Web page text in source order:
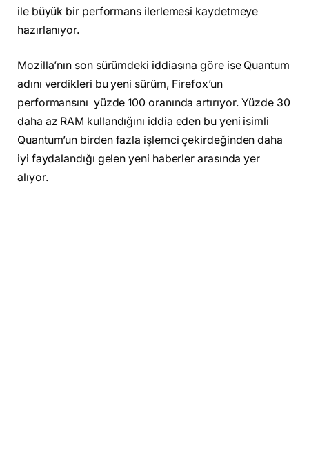
ile büyük bir performans ilerlemesi kaydetmeye
hazırlanıyor.
Mozilla’nın son sürümdeki iddiasına göre ise Quantum
adını verdikleri bu yeni sürüm, Firefox’un
performansını yüzde 100 oranında artırıyor. Yüzde 30
daha az RAM kullandığını iddia eden bu yeni isimli
Quantum’un birden fazla işlemci çekirdeğinden daha
iyi faydalandığı gelen yeni haberler arasında yer
alıyor.